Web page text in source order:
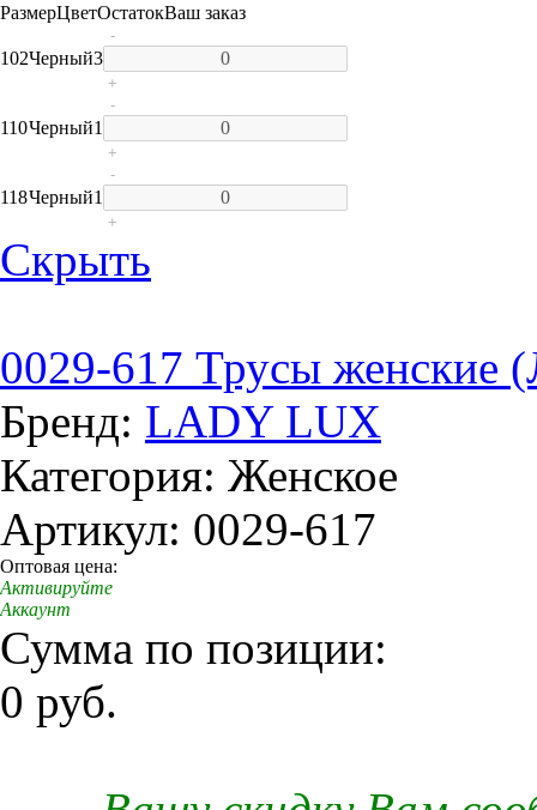
РазмерЦветОстатокВаш заказ
102Черный3
-
+
110Черный1
-
+
118Черный1
-
+
Скрыть
0029-617 Трусы женские
Бренд: LADY LUX
Категория: Женское
Артикул: 0029-617
Оптовая цена:
Активируйте
Аккаунт
Сумма по позиции:
0 руб.